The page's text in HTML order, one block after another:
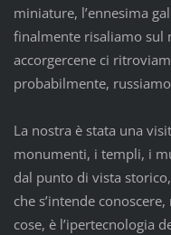
miniature, l’ennesima
finalmente risaliamo sul
accorgercene ci
probabilmente,
La nostra è stata una
monumenti, i templi, i
dal punto di vista
che s’intende
cose, è l’ipertecnologia